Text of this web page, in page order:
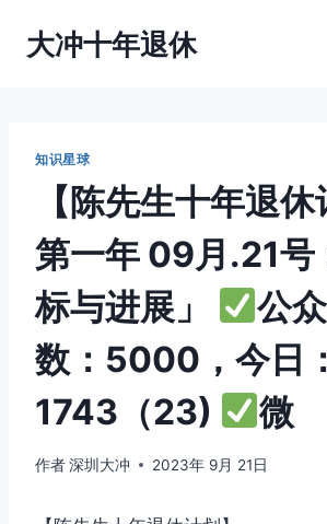
大冲十年退休
知识星球
【陈先生十年退休
第一年 09月.21号
标与进展」
公
数：5000，今日：
1743（23)
微
作者深圳大冲 2023年 9月 21日